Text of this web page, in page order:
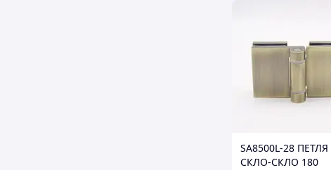
SA8500L-28 ПЕТЛЯ
СКЛО-СКЛО 180